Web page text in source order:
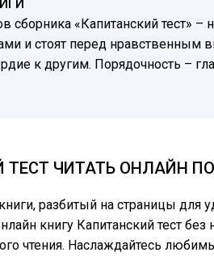
сборника «Капитанский тест»
и стоят перед
к другим. Порядочность –
ТЕСТ ЧИТАТЬ ОНЛАЙН
разбитый на страницы для
книгу Капитанский тест
чтения. Наслаждайтесь